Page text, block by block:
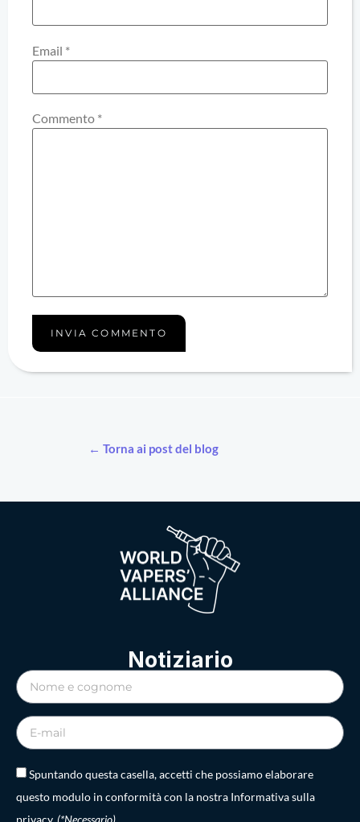
Email *
Commento *
← Torna ai post del blog
Notiziario
Spuntando questa casella, accetti che possiamo elaborare
questo modulo in conformità con la nostra Informativa sulla